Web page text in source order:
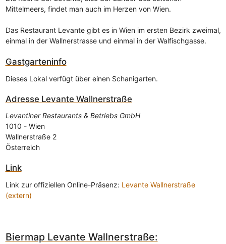
Mittelmeers, findet man auch im Herzen von Wien.
Das Restaurant Levante gibt es in Wien im ersten Bezirk zweimal,
einmal in der Wallnerstrasse und einmal in der Walfischgasse.
Gastgarteninfo
Dieses Lokal verfügt über einen Schanigarten.
Adresse Levante Wallnerstraße
Levantiner Restaurants & Betriebs GmbH
1010 - Wien
Wallnerstraße 2
Österreich
Link
Link zur offiziellen Online-Präsenz: Levante Wallnerstraße
(extern)
Biermap Levante Wallnerstraße: